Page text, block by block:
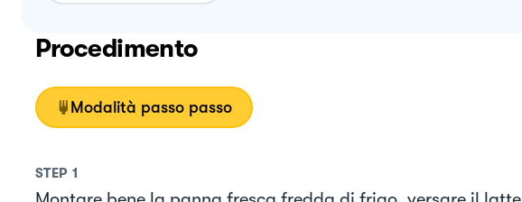
Procedimento
Modalità passo passo
STEP 1